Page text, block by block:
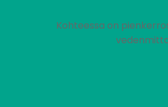
Kohteessa on